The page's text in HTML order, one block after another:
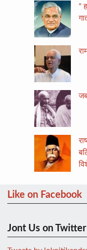
“
Like on Facebook
Jont Us on Twitter